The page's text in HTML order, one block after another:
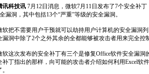
讯科技讯 7月12日消息，微软7月11日发布了7个安全补
漏洞，其中包括13个“严重”等级的安全漏洞。
不需要用户干预就可以劫持用户计算机的安全漏洞列
漏洞中除了2个之外其余的全都能够被攻击者用来完全控
次发布的安全补丁有三个是修复Office软件安全漏洞
补丁指出的那样，向可能的攻击者介绍如何利用Excel软